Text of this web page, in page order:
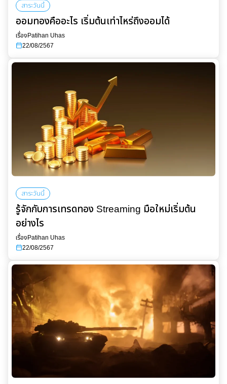
สาระวันนี้
ออมทองคืออะไร เริ่มต้นเท่าไหร่ถึงออมได้
เรื่องPatihan Uhas
22/08/2567
สาระวันนี้
รู้จักกับการเทรดทอง Streaming มือใหม่เริ่มต้น
อย่างไร
เรื่องPatihan Uhas
22/08/2567